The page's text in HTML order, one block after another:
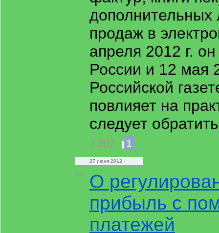
дополнительных
продаж в
апреля 2012 г.
России и 12 мая
Российской
повлияет на
следует
/ 207 1
27 июня 2012
14:10
О
прибыль с
платежей